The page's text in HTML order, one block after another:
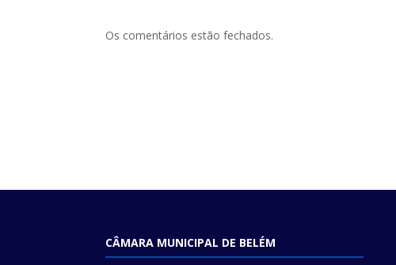
Os comentários estão fechados.
CÂMARA MUNICIPAL DE BELÉM